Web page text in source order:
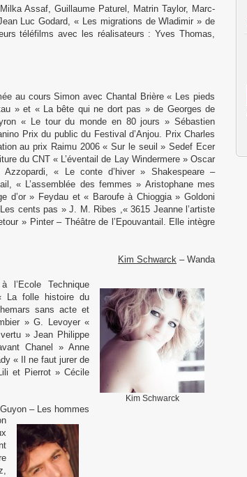
Assaf, Guillaume Paturel, Matrin Taylor, Marc-
Luc Godard, « Les migrations de Wladimir » de
téléfilms avec les réalisateurs : Yves Thomas,
au cours Simon avec Chantal Brière « Les pieds
» et « La bête qui ne dort pas » de Georges de
« Le tour du monde en 80 jours » Sébastien
Prix du public du Festival d’Anjou. Prix Charles
au prix Raimu 2006 « Sur le seuil » Sedef Ecer
du CNT « L’éventail de Lay Windermere » Oscar
Azzopardi, « Le conte d’hiver » Shakespeare –
« L’assemblée des femmes » Aristophane mes
d’or » Feydau et « Baroufe à Chioggia » Goldoni
cents pas » J. M. Ribes ,« 3615 Jeanne l’artiste
» Pinter – Théâtre de l’Epouvantail. Elle intègre
Kim Schwarck – Wanda
Kim Schwarck
l’Ecole Technique
La folle histoire du
sans acte et
» G. Levoyer «
» Jean Philippe
Chanel » Anne
« Il ne faut jurer de
et Pierrot » Cécile
– Les hommes